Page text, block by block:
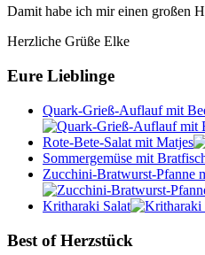
Damit habe ich mir einen großen
Herzliche Grüße Elke
Eure Lieblinge
Quark-Grieß-Auflauf mit
Rote-Bete-Salat mit Matjes
Sommergemüse mit
Zucchini-Bratwurst-Pfanne
Kritharaki Salat
Best of Herzstück